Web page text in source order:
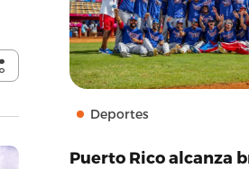
Deportes
Puerto Rico alcanza